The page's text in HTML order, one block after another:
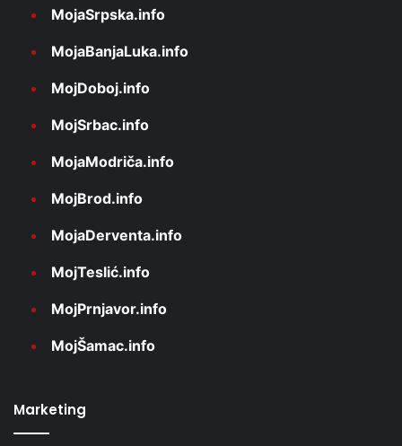
MojaSrpska.info
MojaBanjaLuka.info
MojDoboj.info
MojSrbac.info
MojaModriča.info
MojBrod.info
MojaDerventa.info
MojTeslić.info
MojPrnjavor.info
MojŠamac.info
Marketing